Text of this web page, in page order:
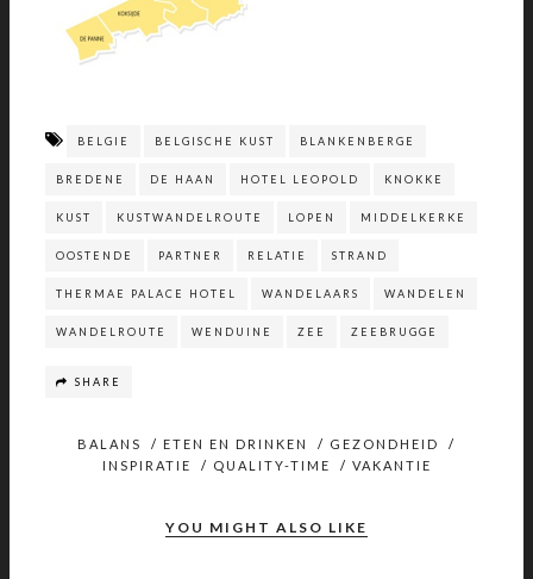
BELGIE BELGISCHE KUST BLANKENBERGE
BREDENE DE HAAN HOTEL LEOPOLD KNOKKE
KUST KUSTWANDELROUTE LOPEN MIDDELKERKE
OOSTENDE PARTNER RELATIE STRAND
THERMAE PALACE HOTEL WANDELAARS WANDELEN
WANDELROUTE WENDUINE ZEE ZEEBRUGGE
SHARE
BALANS / ETEN EN DRINKEN / GEZONDHEID
/
INSPIRATIE
/ QUALITY-TIME / VAKANTIE
YOU MIGHT ALSO LIKE